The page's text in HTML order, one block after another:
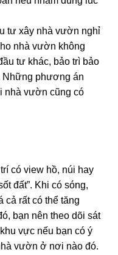
tư xây nhà vườn nghỉ
nhà vườn không
tư khác, bảo trì bảo
phương án
nhà vườn cũng có
có view hồ, núi hay
đất”. Khi có sóng,
cả rất có thể tăng
bạn nên theo dõi sát
vực nếu bạn có ý
vườn ở nơi nào đó.